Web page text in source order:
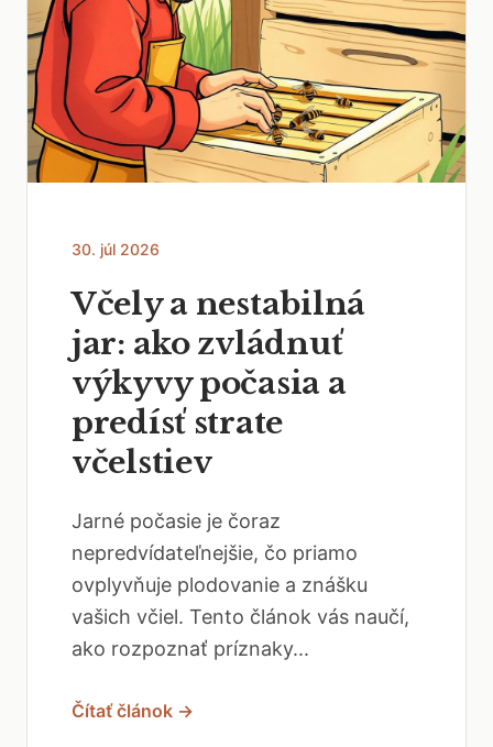
30. júl 2026
Včely a nestabilná
jar: ako zvládnuť
výkyvy počasia a
predísť strate
včelstiev
Jarné počasie je čoraz
nepredvídateľnejšie, čo priamo
ovplyvňuje plodovanie a znášku
vašich včiel. Tento článok vás naučí,
ako rozpoznať príznaky...
Čítať článok →